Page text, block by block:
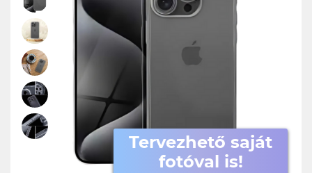
Tervezhető saját
fotóval is!